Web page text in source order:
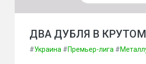
ДВА ДУБЛЯ В
#Украина #Премьер-лига #